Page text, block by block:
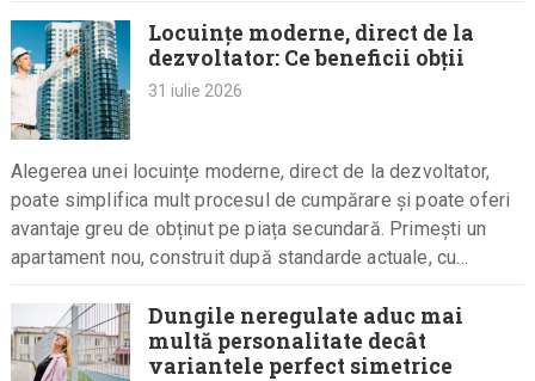
Locuințe moderne, direct de la
dezvoltator: Ce beneficii obții
31 iulie 2026
Alegerea unei locuințe moderne, direct de la dezvoltator,
poate simplifica mult procesul de cumpărare și poate oferi
avantaje greu de obținut pe piața secundară. Primești un
apartament nou, construit după standarde actuale, cu
Dungile neregulate aduc mai
multă personalitate decât
variantele perfect simetrice